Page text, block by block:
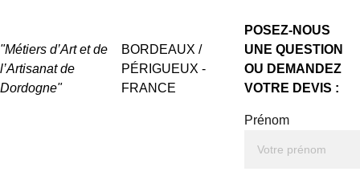
Prénom
POSEZ-NOUS
UNE QUESTION
OU DEMANDEZ
VOTRE DEVIS :
"Métiers d’Art et de
l’Artisanat de
Dordogne"
BORDEAUX /
PÉRIGUEUX -
FRANCE